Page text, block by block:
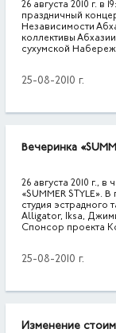
26 августа 2010 г.
праздничный
Независимости
коллективы
сухумской
25-08-2010 г.
Вечеринка
26 августа 2010 г., в
«SUMMER
студия эстрадного
Alligator, Iksa,
Спонсор проекта
25-08-2010 г.
Изменение